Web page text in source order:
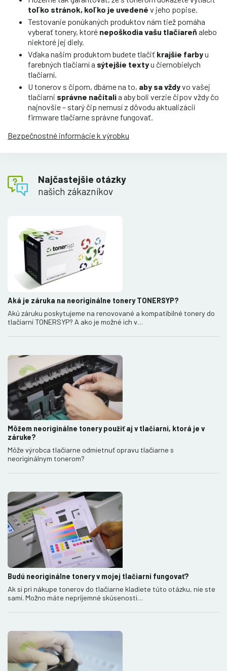
toľko stránok, koľko je uvedené v jeho popise.
Testovanie ponúkaných produktov nám tiež pomáha
vyberať tonery, ktoré nepoškodia vašu tlačiareň alebo
niektoré jej diely.
Vďaka našim produktom budete tlačiť krajšie farbyu
farebných tlačiarní a sýtejšie textyu čiernobielych
tlačiarní.
U tonerov s čipom, dbáme na to, aby sa vždyvo vašej
tlačiarni správne načítalia aby boli verzie čipov vždy čo
najnovšie – starý čip nemusí z dôvodu aktualizácií
firmware tlačiarne správne fungovať.
Bezpečnostné informácie k výrobku
Najčastejšie otázky
našich zákazníkov
Aká je záruka na neoriginálne tonery TONERSYP?
Akú záruku poskytujeme na renovované a kompatibilné tonery do
tlačiarní TONERSYP? A ako je možné ich v…
Môžem neoriginálne tonery použiť aj v tlačiarni, ktorá je v
záruke?
Môže výrobca tlačiarne odmietnuť opravu tlačiarne s
neoriginálnym tonerom?
Budú neoriginálne tonery v mojej tlačiarni fungovať?
Ak si pri nákupe tonerov do tlačiarne kladiete túto otázku, nie ste
sami. Možno máte nepríjemné skúsenosti…